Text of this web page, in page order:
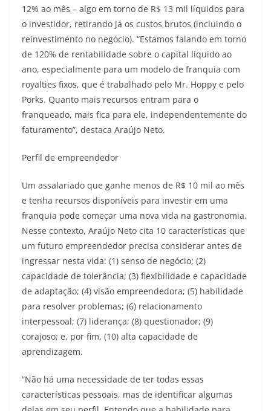
12% ao mês – algo em torno de R$ 13 mil líquidos para
o investidor, retirando já os custos brutos (incluindo o
reinvestimento no negócio). “Estamos falando em torno
de 120% de rentabilidade sobre o capital líquido ao
ano, especialmente para um modelo de franquia com
royalties fixos, que é trabalhado pelo Mr. Hoppy e pelo
Porks. Quanto mais recursos entram para o
franqueado, mais fica para ele, independentemente do
faturamento”, destaca Araújo Neto.
Perfil de empreendedor
Um assalariado que ganhe menos de R$ 10 mil ao mês
e tenha recursos disponíveis para investir em uma
franquia pode começar uma nova vida na gastronomia.
Nesse contexto, Araújo Neto cita 10 características que
um futuro empreendedor precisa considerar antes de
ingressar nesta vida: (1) senso de negócio; (2)
capacidade de tolerância; (3) flexibilidade e capacidade
de adaptação; (4) visão empreendedora; (5) habilidade
para resolver problemas; (6) relacionamento
interpessoal; (7) liderança; (8) questionador; (9)
corajoso; e, por fim, (10) alta capacidade de
aprendizagem.
“Não há uma necessidade de ter todas essas
características pessoais, mas de identificar algumas